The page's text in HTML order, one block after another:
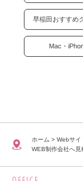
早稲田おすすめ
Mac・
ホーム >Webサイ
WEB制作会社へ見